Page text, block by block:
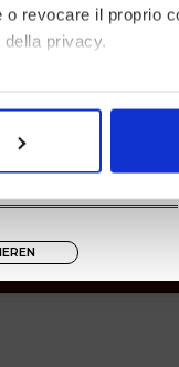
revocare il proprio
privacy.
di
le tue preferenze nella